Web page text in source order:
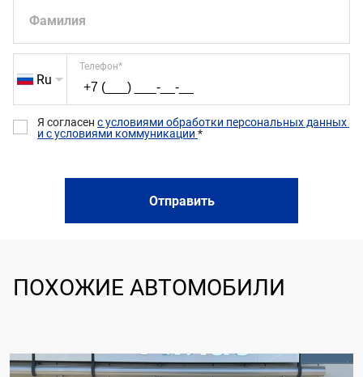
Фамилия
Ru
Телефон*
Я согласен с условиями обработки персональных данных
и с условиями коммуникации *
Отправить
ПОХОЖИЕ АВТОМОБИЛИ